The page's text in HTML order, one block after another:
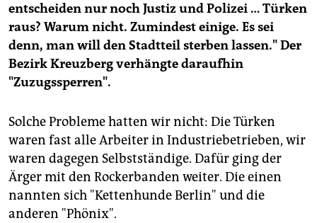
entscheiden nur noch Justiz und Polizei … Türken
raus? Warum nicht. Zumindest einige. Es sei
denn, man will den Stadtteil sterben lassen." Der
Bezirk Kreuzberg verhängte daraufhin
"Zuzugssperren".
Solche Probleme hatten wir nicht: Die Türken
waren fast alle Arbeiter in Industriebetrieben, wir
waren dagegen Selbstständige. Dafür ging der
Ärger mit den Rockerbanden weiter. Die einen
nannten sich "Kettenhunde Berlin" und die
anderen "Phönix".